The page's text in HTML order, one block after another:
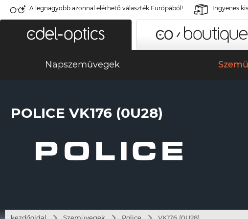
A legnagyobb azonnal elérhető választék Európából! Ingyenes
Napszemüvegek
POLICE VK176 (0U28)